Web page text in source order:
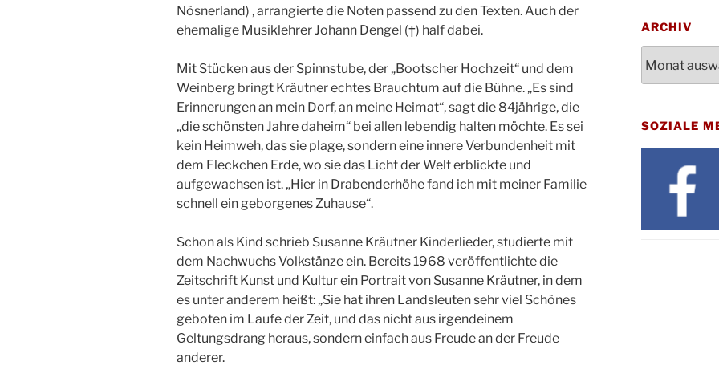
Nösnerland) , arrangierte die Noten passend zu den Texten. Auch der
ehemalige Musiklehrer Johann Dengel (†) half dabei.
Mit Stücken aus der Spinnstube, der „Bootscher Hochzeit“ und dem
Weinberg bringt Kräutner echtes Brauchtum auf die Bühne. „Es sind
Erinnerungen an mein Dorf, an meine Heimat“, sagt die 84jährige, die
„die schönsten Jahre daheim“ bei allen lebendig halten möchte. Es sei
kein Heimweh, das sie plage, sondern eine innere Verbundenheit mit
dem Fleckchen Erde, wo sie das Licht der Welt erblickte und
aufgewachsen ist. „Hier in Drabenderhöhe fand ich mit meiner Familie
schnell ein geborgenes Zuhause“.
Schon als Kind schrieb Susanne Kräutner Kinderlieder, studierte mit
dem Nachwuchs Volkstänze ein. Bereits 1968 veröffentlichte die
Zeitschrift Kunst und Kultur ein Portrait von Susanne Kräutner, in dem
es unter anderem heißt: „Sie hat ihren Landsleuten sehr viel Schönes
geboten im Laufe der Zeit, und das nicht aus irgendeinem
Geltungsdrang heraus, sondern einfach aus Freude an der Freude
anderer.
12.11.
15.11.
21.11.
10-12
ARCHIV
SOZIALE